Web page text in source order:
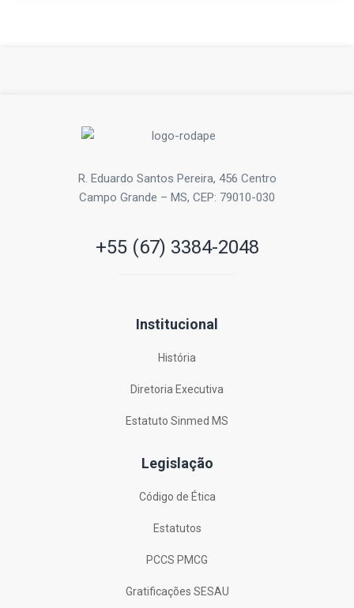
R. Eduardo Santos Pereira, 456 Centro
Campo Grande – MS, CEP: 79010-030
+55 (67) 3384-2048
Institucional
História
Diretoria Executiva
Estatuto Sinmed MS
Legislação
Código de Ética
Estatutos
PCCS PMCG
Gratificações SESAU